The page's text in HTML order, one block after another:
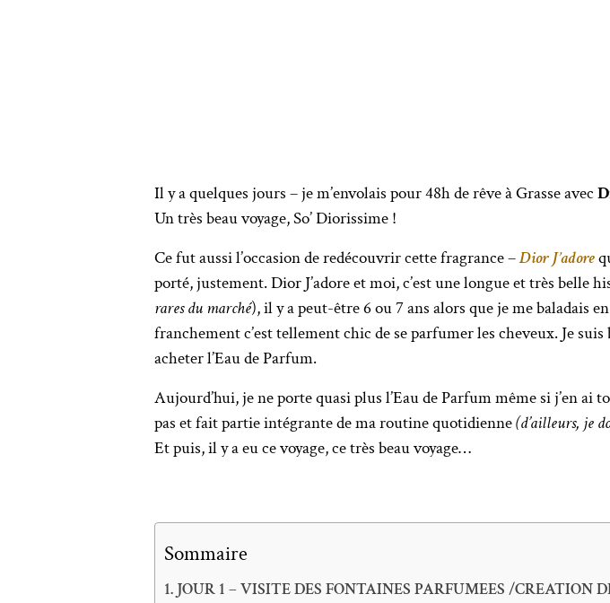
Il y a quelques jours – je m’envolais pour 48h de rêve à Grasse avec
Un très beau voyage, So’ Diorissime !
Ce fut aussi l’occasion de redécouvrir cette fragrance –Dior J’adore
porté, justement. Dior J’adore et moi, c’est une longue et très belle
rares du marché), il y a peut-être 6 ou 7 ans alors que je me baladais
franchement c’est tellement chic de se parfumer les cheveux. Je
acheter l’Eau de Parfum.
Aujourd’hui, je ne porte quasi plus l’Eau de Parfum même si j’en
pas et fait partie intégrante de ma routine quotidienne(d’ailleurs, je
Et puis, il y a eu ce voyage, ce très beau voyage…
Sommaire
JOUR 1 – VISITE DES FONTAINES PARFUMEES /CREATION